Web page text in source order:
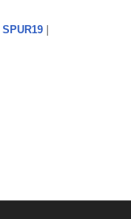
SPUR19|